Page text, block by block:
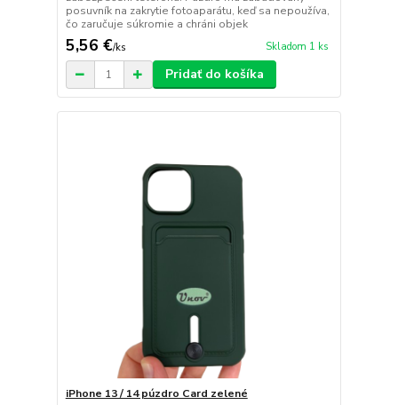
posuvník na zakrytie fotoaparátu, keď sa nepoužíva,
čo zaručuje súkromie a chráni objek
5,56 €/ks Skladom 1 ks
Pridať do košíka
iPhone 13 / 14 púzdro Card zelené